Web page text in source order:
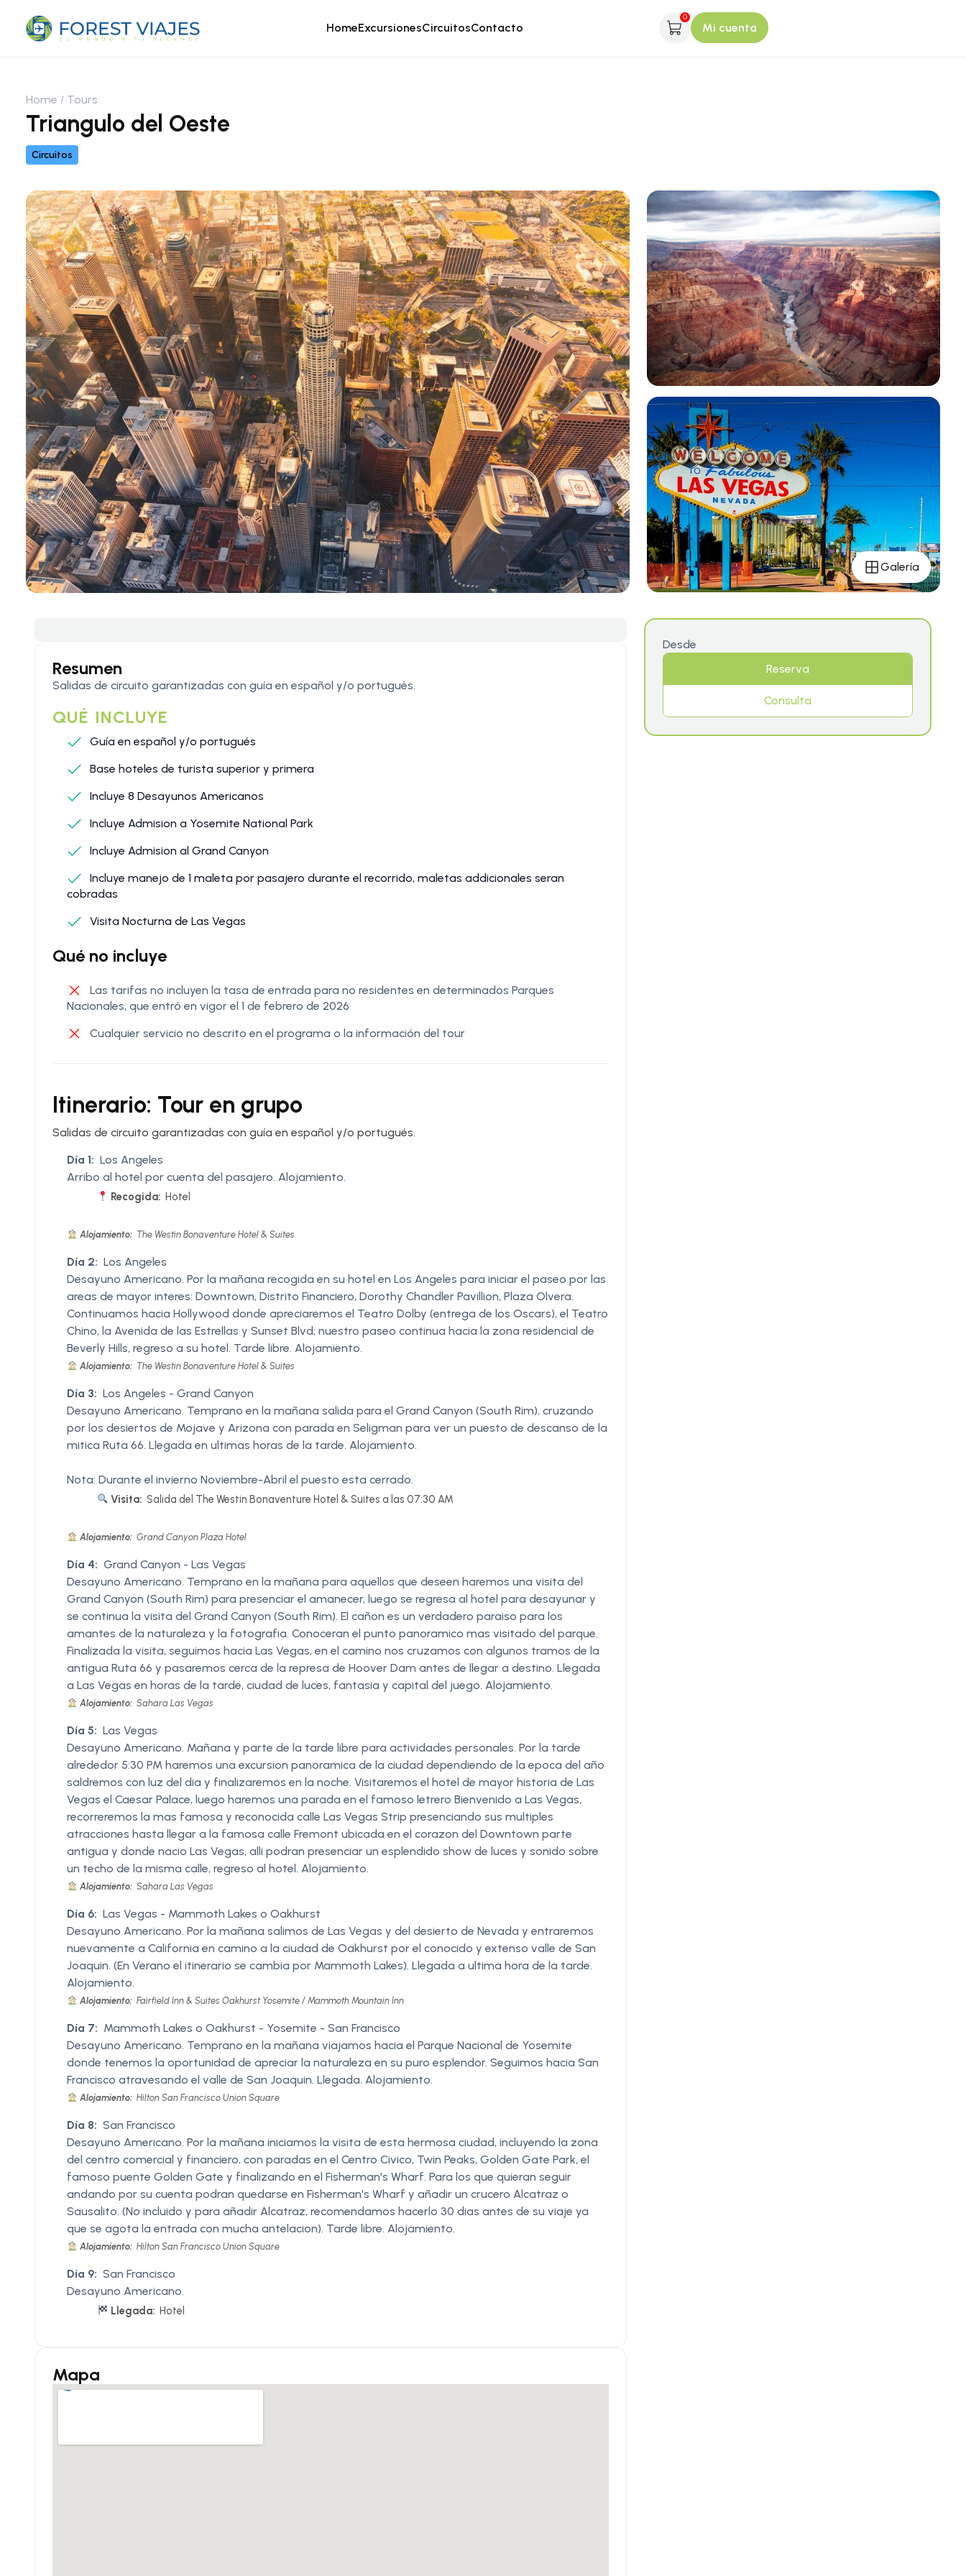
HomeExcursionesCircuitosContacto
0
Mi cuenta
Home Tours
Triangulo del Oeste
Circuitos
Galería
Resumen
Salidas de circuito garantizadas con guía en español y/o portugués.
QUÉ INCLUYE
Guía en español y/o portugués
Base hoteles de turista superior y primera
Incluye 8 Desayunos Americanos
Incluye Admision a Yosemite National Park
Incluye Admision al Grand Canyon
Incluye manejo de 1 maleta por pasajero durante el recorrido, maletas addicionales seran
cobradas
Visita Nocturna de Las Vegas
Qué no incluye
Las tarifas no incluyen la tasa de entrada para no residentes en determinados Parques
Nacionales, que entró en vigor el 1 de febrero de 2026
Cualquier servicio no descrito en el programa o la información del tour
Itinerario: Tour en grupo
Salidas de circuito garantizadas con guía en español y/o portugués.
Día 1: Los Angeles
Arribo al hotel por cuenta del pasajero. Alojamiento.
Recogida: Hotel
Alojamiento: The Westin Bonaventure Hotel & Suites
Día 2: Los Angeles
Desayuno Americano. Por la mañana recogida en su hotel en Los Angeles para iniciar el paseo por las
areas de mayor interes: Downtown, Distrito Financiero, Dorothy Chandler Pavillion, Plaza Olvera.
Continuamos hacia Hollywood donde apreciaremos el Teatro Dolby (entrega de los Oscars), el Teatro
Chino, la Avenida de las Estrellas y Sunset Blvd; nuestro paseo continua hacia la zona residencial de
Beverly Hills, regreso a su hotel. Tarde libre. Alojamiento.
Alojamiento: The Westin Bonaventure Hotel & Suites
Día 3: Los Angeles - Grand Canyon
Desayuno Americano. Temprano en la mañana salida para el Grand Canyon (South Rim), cruzando
por los desiertos de Mojave y Arizona con parada en Seligman para ver un puesto de descanso de la
mitica Ruta 66. Llegada en ultimas horas de la tarde. Alojamiento.
Nota: Durante el invierno Noviembre-Abril el puesto esta cerrado.
Visita: Salida del The Westin Bonaventure Hotel & Suites a las 07:30 AM
Alojamiento: Grand Canyon Plaza Hotel
Día 4: Grand Canyon - Las Vegas
Desayuno Americano. Temprano en la mañana para aquellos que deseen haremos una visita del
Grand Canyon (South Rim) para presenciar el amanecer, luego se regresa al hotel para desayunar y
se continua la visita del Grand Canyon (South Rim). El cañon es un verdadero paraiso para los
amantes de la naturaleza y la fotografia. Conoceran el punto panoramico mas visitado del parque.
Finalizada la visita, seguimos hacia Las Vegas, en el camino nos cruzamos con algunos tramos de la
antigua Ruta 66 y pasaremos cerca de la represa de Hoover Dam antes de llegar a destino. Llegada
a Las Vegas en horas de la tarde, ciudad de luces, fantasia y capital del juego. Alojamiento.
Alojamiento: Sahara Las Vegas
Día 5: Las Vegas
Desayuno Americano. Mañana y parte de la tarde libre para actividades personales. Por la tarde
alrededor 5:30 PM haremos una excursion panoramica de la ciudad dependiendo de la epoca del año
saldremos con luz del dia y finalizaremos en la noche. Visitaremos el hotel de mayor historia de Las
Vegas el Caesar Palace, luego haremos una parada en el famoso letrero Bienvenido a Las Vegas,
recorreremos la mas famosa y reconocida calle Las Vegas Strip presenciando sus multiples
atracciones hasta llegar a la famosa calle Fremont ubicada en el corazon del Downtown parte
antigua y donde nacio Las Vegas, alli podran presenciar un esplendido show de luces y sonido sobre
un techo de la misma calle, regreso al hotel. Alojamiento.
Alojamiento: Sahara Las Vegas
Día 6: Las Vegas - Mammoth Lakes o Oakhurst
Desayuno Americano. Por la mañana salimos de Las Vegas y del desierto de Nevada y entraremos
nuevamente a California en camino a la ciudad de Oakhurst por el conocido y extenso valle de San
Joaquin. (En Verano el itinerario se cambia por Mammoth Lakes). Llegada a ultima hora de la tarde.
Alojamiento.
Alojamiento: Fairfield Inn & Suites Oakhurst Yosemite / Mammoth Mountain Inn
Día 7: Mammoth Lakes o Oakhurst - Yosemite - San Francisco
Desayuno Americano. Temprano en la mañana viajamos hacia el Parque Nacional de Yosemite
donde tenemos la oportunidad de apreciar la naturaleza en su puro esplendor. Seguimos hacia San
Francisco atravesando el valle de San Joaquin. Llegada. Alojamiento.
Alojamiento: Hilton San Francisco Union Square
Día 8: San Francisco
Desayuno Americano. Por la mañana iniciamos la visita de esta hermosa ciudad, incluyendo la zona
del centro comercial y financiero, con paradas en el Centro Civico, Twin Peaks, Golden Gate Park, el
famoso puente Golden Gate y finalizando en el Fisherman's Wharf. Para los que quieran seguir
andando por su cuenta podran quedarse en Fisherman's Wharf y añadir un crucero Alcatraz o
Sausalito. (No incluido y para añadir Alcatraz, recomendamos hacerlo 30 dias antes de su viaje ya
que se agota la entrada con mucha antelacion). Tarde libre. Alojamiento.
Alojamiento: Hilton San Francisco Union Square
Día 9: San Francisco
Desayuno Americano.
Llegada: Hotel
Mapa
Desde
Reserva
Consulta